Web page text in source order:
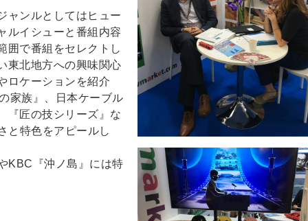
ャンルとしてはヒュー
ルイシューと番組内容
囲で番組をセレクトし
東北地方への興味関心
ロケーションを紹介
家族』、日本ケーブル
『匠の技シリーズ』な
と特色をアピールし
KBC『沖ノ島』には特